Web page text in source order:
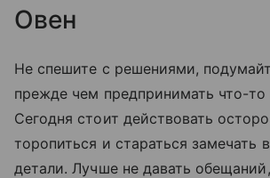
Овен
Не спешите с решениями,
прежде чем предпринимать что-то
Сегодня стоит действовать
торопиться и стараться замечать
детали. Лучше не давать